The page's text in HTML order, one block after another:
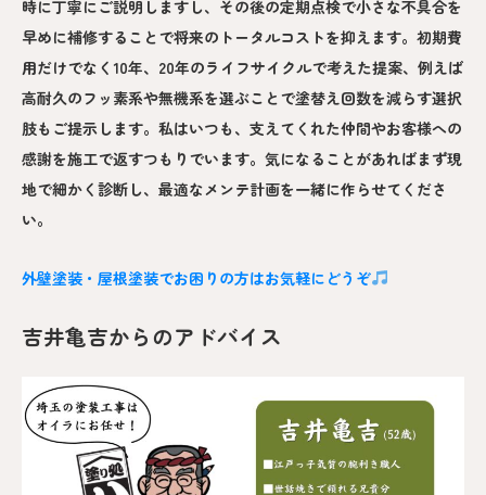
時に丁寧にご説明しますし、その後の定期点検で小さな不具合を
早めに補修することで将来のトータルコストを抑えます。初期費
用だけでなく10年、20年のライフサイクルで考えた提案、例えば
高耐久のフッ素系や無機系を選ぶことで塗替え回数を減らす選択
肢もご提示します。私はいつも、支えてくれた仲間やお客様への
感謝を施工で返すつもりでいます。気になることがあればまず現
地で細かく診断し、最適なメンテ計画を一緒に作らせてくださ
い。
外壁塗装・屋根塗装でお困りの方はお気軽にどうぞ
吉井亀吉からのアドバイス